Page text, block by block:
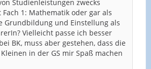
Studienleistungen zwecks
1: Mathematik oder gar als
Grundbildung und Einstellung als
Vielleicht passe ich besser
BK, muss aber gestehen, dass die
in der GS mir Spaß machen